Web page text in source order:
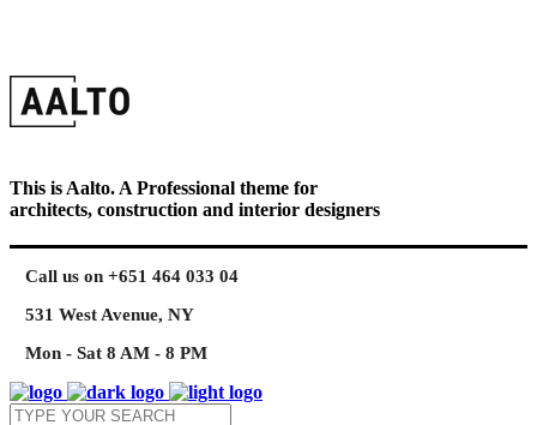
This is Aalto. A Professional theme for
architects, construction and interior designers
Call us on +651 464 033 04
531 West Avenue, NY
Mon - Sat 8 AM - 8 PM